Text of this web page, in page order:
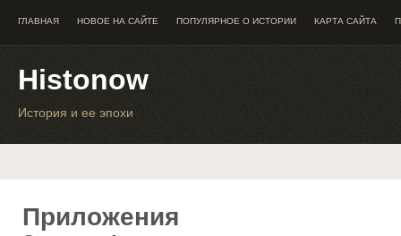
ГЛАВНАЯ НОВОЕ НА САЙТЕ ПОПУЛЯРНОЕ О ИСТОРИИ КАРТА САЙТА
Histonow
История и ее эпохи
Приложения